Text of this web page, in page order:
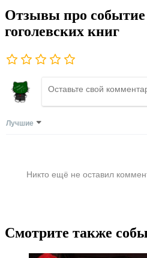
Отзывы про
гоголевских книг
Лучшие
Никто ещё не оставил
Смотрите также